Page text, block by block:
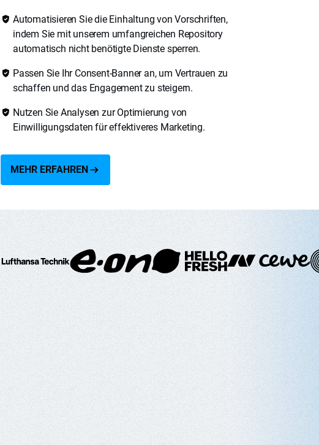
Automatisieren Sie die Einhaltung von Vorschriften,
indem Sie mit unserem umfangreichen Repository
automatisch nicht benötigte Dienste sperren.
Passen Sie Ihr Consent-Banner an, um Vertrauen zu
schaffen und das Engagement zu steigern.
Nutzen Sie Analysen zur Optimierung von
Einwilligungsdaten für effektiveres Marketing.
MEHR ERFAHREN